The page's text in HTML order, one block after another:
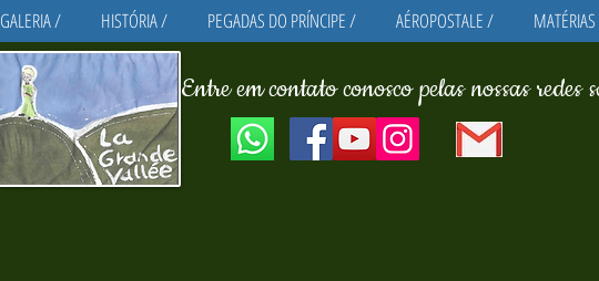
GALERIA / HISTÓRIA / PEGADAS DO PRÍNCIPE / AÉROPOSTALE /
Entre em contato conosco pelas nossas redes